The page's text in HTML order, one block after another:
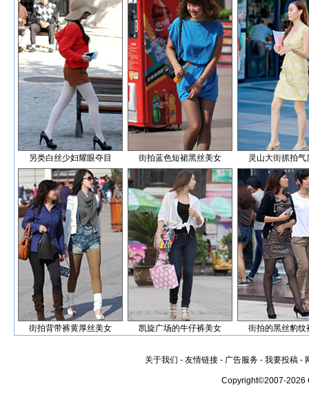
另类白丝少妇耀眼夺目 街拍蓝色短裙黑丝美女 灵山大街抓拍气
街拍背带裤黄厚丝美女 凯旋广场的牛仔裤美女 街拍的黑丝豹纹
关于我们 - 友情链接 - 广告服务 - 我要投稿 -
Copyright©2007-2026